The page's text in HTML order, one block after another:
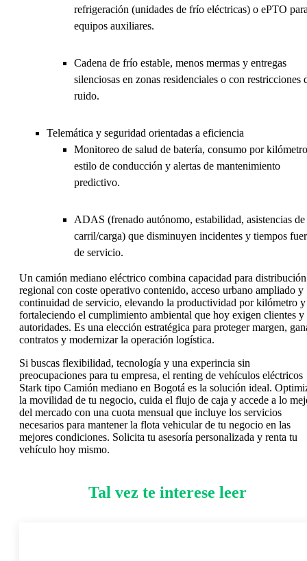
refrigeración (unidades de frío eléctricas) o ePTO
equipos auxiliares.
Cadena de frío estable, menos mermas y entregas
silenciosas en zonas residenciales o con restricciones
ruido.
Telemática y seguridad orientadas a eficiencia
Monitoreo de salud de batería, consumo por
estilo de conducción y alertas de mantenimiento
predictivo.
ADAS (frenado autónomo, estabilidad, asistencias de
carril/carga) que disminuyen incidentes y tiempos
de servicio.
Un camión mediano eléctrico combina capacidad para distribución
regional con coste operativo contenido, acceso urbano ampliado y
continuidad de servicio, elevando la productividad por kilómetro y
fortaleciendo el cumplimiento ambiental que hoy exigen clientes y
autoridades. Es una elección estratégica para proteger margen,
contratos y modernizar la operación logística.
Si buscas flexibilidad, tecnología y una experincia sin
preocupaciones para tu empresa, el renting de vehículos eléctricos
Stark tipo Camión mediano en Bogotá es la solución ideal.
la movilidad de tu negocio, cuida el flujo de caja y accede a lo
del mercado con una cuota mensual que incluye los servicios
necesarios para mantener la flota vehicular de tu negocio en las
mejores condiciones. Solicita tu asesoría personalizada y renta tu
vehículo hoy mismo.
Tal vez te interese leer